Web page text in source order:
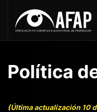
Política
(Última actualización 10